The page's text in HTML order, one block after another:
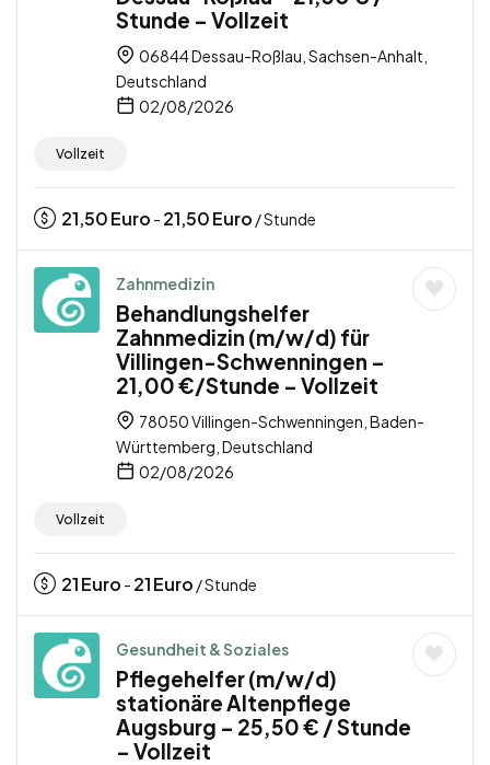
Stunde – Vollzeit
06844 Dessau-Roßlau, Sachsen-Anhalt,
Deutschland
02/08/2026
Vollzeit
21,50Euro - 21,50Euro / Stunde
Zahnmedizin
Behandlungshelfer
Zahnmedizin (m/w/d) für
Villingen-Schwenningen –
21,00 €/Stunde – Vollzeit
78050 Villingen-Schwenningen, Baden-
Württemberg, Deutschland
02/08/2026
Vollzeit
21Euro - 21Euro / Stunde
Gesundheit & Soziales
Pflegehelfer (m/w/d)
stationäre Altenpflege
Augsburg – 25,50 € / Stunde
– Vollzeit